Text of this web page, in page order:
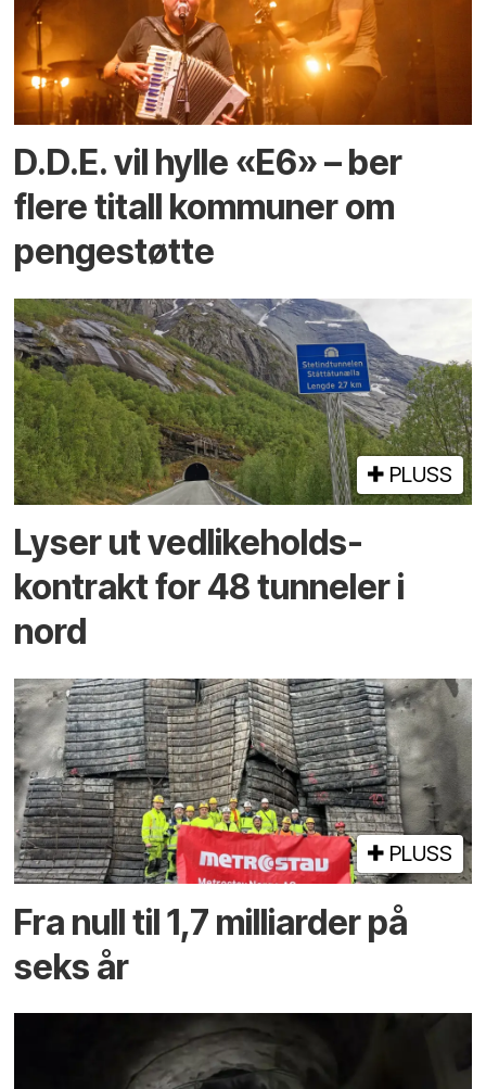
D.D.E. vil hylle «E6» – ber
flere titall kommuner om
pengestøtte
PLUSS
Lyser ut vedlikeholds­
kontrakt for 48 tunneler i
nord
PLUSS
Fra null til 1,7 milliarder på
seks år